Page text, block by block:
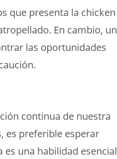
que presenta la chicken
En cambio, un
las oportunidades
continua de nuestra
es preferible esperar
una habilidad esencial